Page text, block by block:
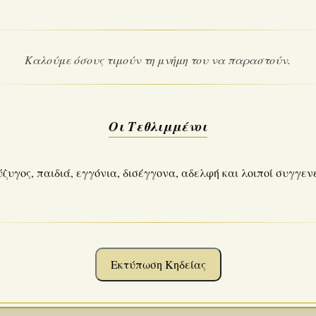
Καλούμε όσους τιμούν τη μνήμη του να παραστούν.
Οι Τεθλιμμένοι
παιδιά, εγγόνια, δισέγγονα, αδελφή και λοιποί
Εκτύπωση Κηδείας